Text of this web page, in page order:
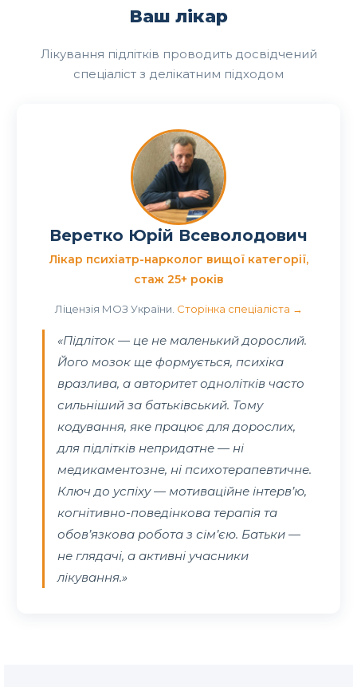
Ваш лікар
Лікування підлітків проводить досвідчений
спеціаліст з делікатним підходом
Веретко Юрій Всеволодович
Лікар психіатр-нарколог вищої категорії,
стаж 25+ років
Ліцензія МОЗ України. Сторінка спеціаліста →
«Підліток — це не маленький дорослий.
Його мозок ще формується, психіка
вразлива, а авторитет однолітків часто
сильніший за батьківський. Тому
кодування, яке працює для дорослих,
для підлітків непридатне — ні
медикаментозне, ні психотерапевтичне.
Ключ до успіху — мотиваційне інтерв’ю,
когнітивно-поведінкова терапія та
обов’язкова робота з сім’єю. Батьки —
не глядачі, а активні учасники
лікування.»